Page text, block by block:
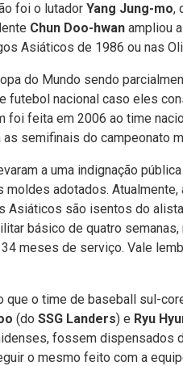
foi o lutador Yang Jung-mo,
Chun Doo-hwan ampliou
Asiáticos de 1986 ou nas
do Mundo sendo
futebol nacional caso eles
foi feita em 2006 ao time
semifinais do campeonato
a uma indignação
moldes adotados.
Asiáticos são isentos do
básico de quatro
meses de serviço. Vale
que o time de baseball sul-
(do SSG Landers) e Ryu
fossem dispensados
o mesmo feito com a